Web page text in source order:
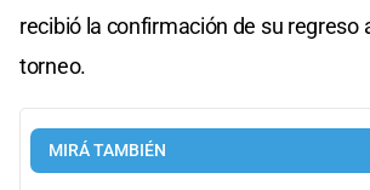
recibió la confirmación de su regreso
torneo.
MIRÁ TAMBIÉN